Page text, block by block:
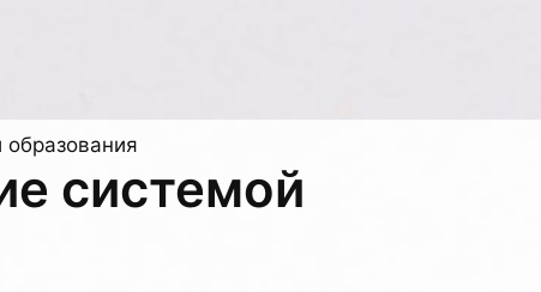
образования
системой